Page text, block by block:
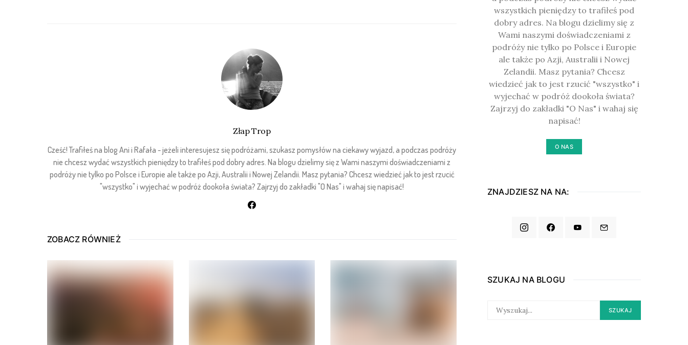
Złap Trop
Cześć! Trafiłeś na blog Ani i Rafała - jeżeli interesujesz się podróżami, szukasz pomysłów na ciekawy wyjazd, a podczas podróży
nie chcesz wydać wszystkich pieniędzy to trafiłeś pod dobry adres. Na blogu dzielimy się z Wami naszymi doświadczeniami z
podróży nie tylko po Polsce i Europie ale także po Azji, Australii i Nowej Zelandii. Masz pytania? Chcesz wiedzieć jak to jest rzucić
"wszystko" i wyjechać w podróż dookoła świata? Zajrzyj do zakładki "O Nas" i wahaj się napisać!
ZOBACZ RÓWNIEŻ
wszystkich pieniędzy to trafiłeś pod
dobry adres. Na blogu dzielimy się z
Wami naszymi doświadczeniami z
podróży nie tylko po Polsce i Europie
ale także po Azji, Australii i Nowej
Zelandii. Masz pytania? Chcesz
wiedzieć jak to jest rzucić "wszystko" i
wyjechać w podróż dookoła świata?
Zajrzyj do zakładki "O Nas" i wahaj się
napisać!
O NAS
ZNAJDZIESZ NA NA:
SZUKAJ NA BLOGU
FOR:
SZUKAJ